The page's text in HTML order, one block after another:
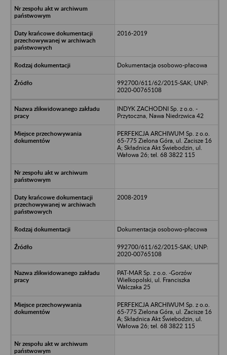
2016-2019
Dokumentacja osobowo-płacowa
992700/611/62/2015-SAK; UNP:
2020-00765108
INDYK ZACHODNI Sp. z o.o. -
Przytoczna, Nawa Niedrzwica 42
PERFEKCJA ARCHIWUM Sp. z o.o.
65-775 Zielona Góra, ul. Zacisze 16
A; Składnica Akt Świebodzin, ul.
Wałowa 26; tel. 68 3822 115
2008-2019
Dokumentacja osobowo-płacowa
992700/611/62/2015-SAK; UNP:
2020-00765108
PAT-MAR Sp. z o.o. -Gorzów
Wielkopolski, ul. Franciszka
Walczaka 25
PERFEKCJA ARCHIWUM Sp. z o.o.
65-775 Zielona Góra, ul. Zacisze 16
A; Składnica Akt Świebodzin, ul.
Wałowa 26; tel. 68 3822 115